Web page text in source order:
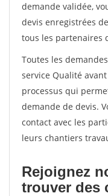
demande validée,
devis enregistrées
tous les partenaires
Toutes les
service Qualité
processus qui
demande de devis.
contact avec les
leurs chantiers
Rejoignez
trouver des